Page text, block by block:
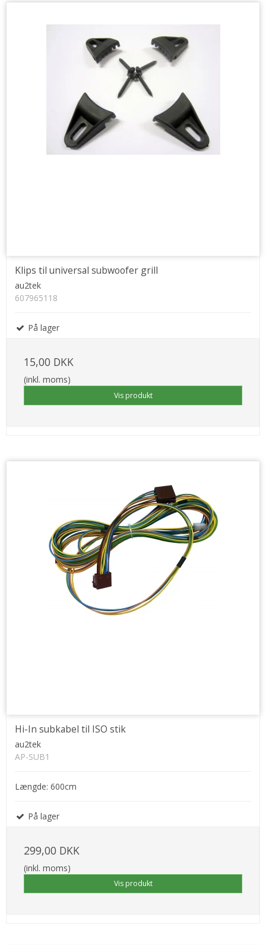
Klips til universal subwoofer grill
au2tek
607965118
På lager
15,00 DKK
(inkl. moms)
Vis produkt
Hi-In subkabel til ISO stik
au2tek
AP-SUB1
Længde: 600cm
På lager
299,00 DKK
(inkl. moms)
Vis produkt